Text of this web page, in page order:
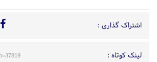
اشتراک گذاری :
لینک کوتاه :